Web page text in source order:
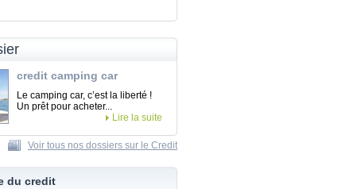
credit camping car
Le camping car, c’est la liberté !
Un prêt pour acheter...
Lire la suite
Voir tous nos dossiers sur le Credit
du credit